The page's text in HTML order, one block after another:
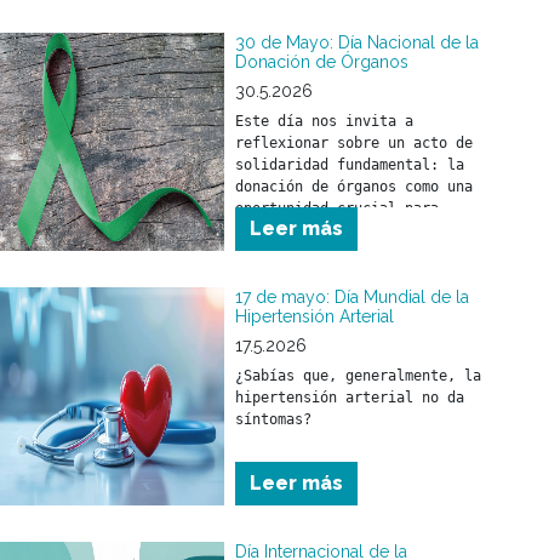
30 de Mayo: Día Nacional de la
Donación de Órganos
30.5.2026
Este día nos invita a
reflexionar sobre un acto de
solidaridad fundamental: la
donación de órganos como una
oportunidad crucial para
salvar y mejorar la calidad
de vida de miles de personas.
Leer más
17 de mayo: Día Mundial de la
Hipertensión Arterial
17.5.2026
¿Sabías que, generalmente, la
hipertensión arterial no da
síntomas?
Leer más
Día Internacional de la